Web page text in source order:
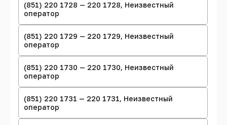
(851) 220 1728 — 220 1728, Неизвестный
оператор
(851) 220 1729 — 220 1729, Неизвестный
оператор
(851) 220 1730 — 220 1730, Неизвестный
оператор
(851) 220 1731 — 220 1731, Неизвестный
оператор